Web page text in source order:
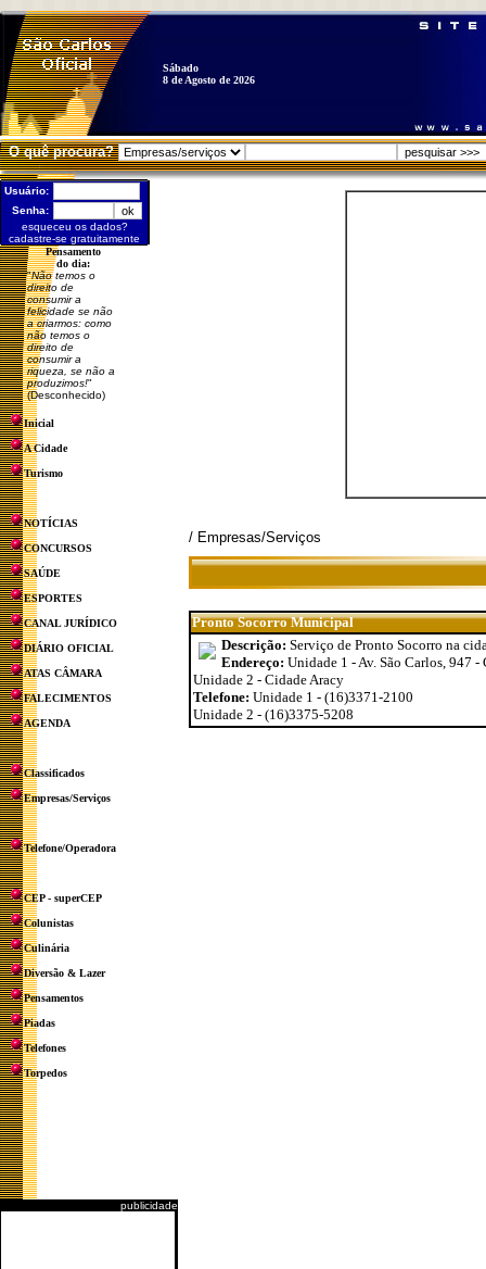
Sábado
8 de Agosto de 2026
O quê procura?
Usuário:
Senha:
esqueceu os dados?
cadastre-se gratuitamente
Pensamento
do dia:
"Não temos o
direito de
consumir a
felicidade se não
a criarmos: como
não temos o
direito de
consumir a
riqueza, se não a
produzimos!"
(Desconhecido)
Inicial
A Cidade
Turismo
NOTÍCIAS
CONCURSOS
SAÚDE
ESPORTES
CANAL JURÍDICO
DIÁRIO OFICIAL
ATAS CÂMARA
FALECIMENTOS
AGENDA
Classificados
Empresas/Serviços
Telefone/Operadora
CEP - superCEP
Colunistas
Culinária
Diversão & Lazer
Pensamentos
Piadas
Telefones
Torpedos
publicidade
/ Empresas/Serviços
Pronto Socorro Municipal
Descrição: Serviço de Pronto Socorro na
Endereço: Unidade 1 - Av. São Carlos, 947 -
Unidade 2 - Cidade Aracy
Telefone: Unidade 1 - (16)3371-2100
Unidade 2 - (16)3375-5208